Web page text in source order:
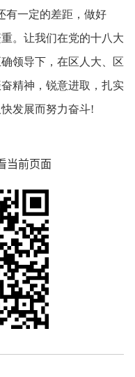
有一定的差距， 做好
。 让我们在党的十八大
领导下， 在区人大、
区
精神， 锐意进取， 扎实
发展而努力奋斗!
当前页面